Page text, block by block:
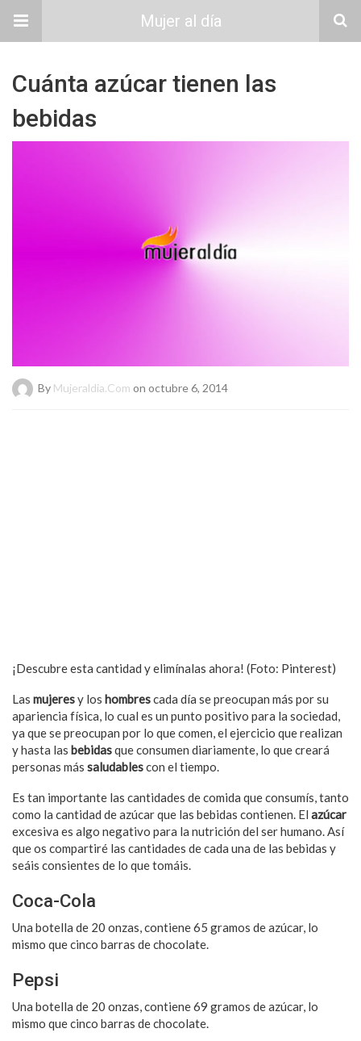
Mujer al día
Cuánta azúcar tienen las
bebidas
By Mujeraldia.com on octubre 6, 2014
¡Descubre esta cantidad y elimínalas ahora! (Foto: Pinterest)
Las mujeresy los hombrescada día se preocupan más por su
apariencia física, lo cual es un punto positivo para la sociedad,
ya que se preocupan por lo que comen, el ejercicio que realizan
y hasta las bebidasque consumen diariamente, lo que creará
personas más saludablescon el tiempo.
Es tan importante las cantidades de comida que consumís, tanto
como la cantidad de azúcar que las bebidas contienen. El azúcar
excesiva es algo negativo para la nutrición del ser humano. Así
que os compartiré las cantidades de cada una de las bebidas y
seáis consientes de lo que tomáis.
Coca-Cola
Una botella de 20 onzas, contiene 65 gramos de azúcar, lo
mismo que cinco barras de chocolate.
Pepsi
Una botella de 20 onzas, contiene 69 gramos de azúcar, lo
mismo que cinco barras de chocolate.